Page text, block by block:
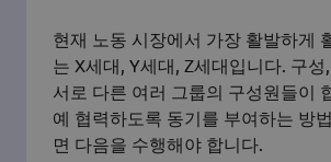
현재 노동 시장에서 가장 활발하게
는 X세대, Y세대, Z세대입니다. 구성
서로 다른 여러 그룹의 구성원들이
예 협력하도록 동기를 부여하는 방
면 다음을 수행해야 합니다.